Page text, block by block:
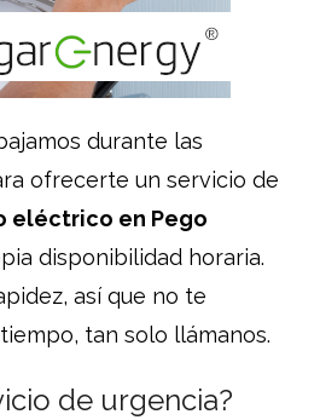
durante las
ofrecerte un servicio de
eléctrico en Pego
disponibilidad horaria.
así que no te
tan solo llámanos.
de urgencia?